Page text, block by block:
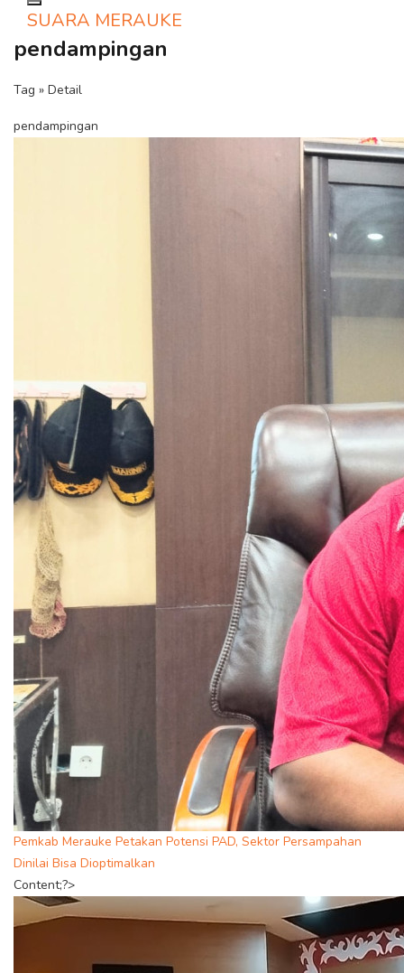
Toggle navigation
SUARA MERAUKE
pendampingan
Tag » Detail
pendampingan
Pemkab Merauke Petakan Potensi PAD, Sektor Persampahan
Dinilai Bisa Dioptimalkan
Content;?>